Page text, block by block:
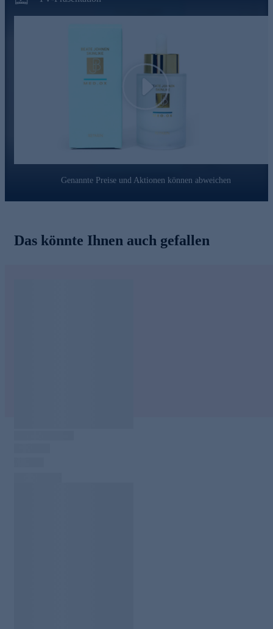
Play
Genannte Preise und Aktionen können abweichen
Das könnte Ihnen auch gefallen